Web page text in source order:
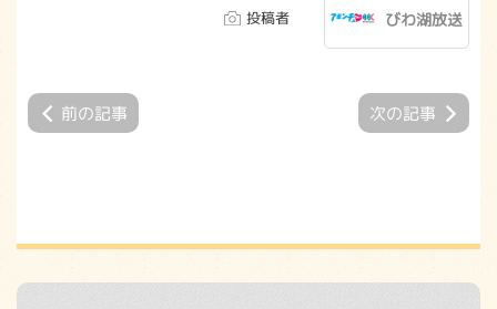
投稿者 びわ湖放送
前の記事 次の記事